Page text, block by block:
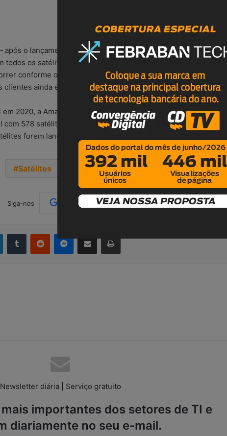
o lançamento, espera-se que a Amazon confirme
todos os satélites, a partir de seu centro de operações em
conforme o planejado, a empresa afirma que pretende
ainda este ano”.
em 2020, a Amazon afirmou que poderia iniciar o serviço em
578 satélites, expandindo a cobertura em direção ao à Linha
forem lançados.
Satélites Starlink
Siga-nos
LinkedinTumblr Reddit
Newsletter diária | Serviço gratuito
importantes dos setores de TI e
diariamente no seu e-mail.